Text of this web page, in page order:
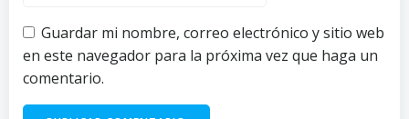
Guardar mi nombre, correo electrónico y sitio web
en este navegador para la próxima vez que haga un
comentario.